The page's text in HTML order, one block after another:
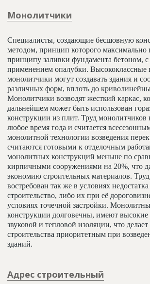
Личный кабинет
Монолитчики
Специалисты, создающие бесшовную
методом, принцип которого
принципу заливки фундамента бетоном, с
применением опалубки. Высококлассные
монолитчики могут создавать здания и
различных форм, вплоть до
Монолитчики возводят жесткий каркас,
дальнейшем может быть использован
конструкции из плит. Труд монолитчиков
любое время года и считается
монолитной технологии возведения
считаются готовыми к отделочным
монолитных конструкций меньше по
кирпичными сооружениями на 20%, что
экономию строительных материалов.
востребован так же в условиях
строительство, либо их при её
условиях точечной застройки.
конструкции долговечны, имеют высокие
звуковой и тепловой изоляции, что делает
строительства приоритетным при
зданий.
Адрес строительный